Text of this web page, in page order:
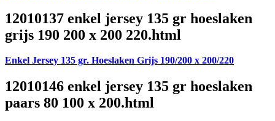
12010137 enkel jersey 135 gr hoeslaken
grijs 190 200 x 200 220.html
Enkel Jersey 135 gr. Hoeslaken Grijs 190/200 x 200/220
12010146 enkel jersey 135 gr hoeslaken
paars 80 100 x 200.html